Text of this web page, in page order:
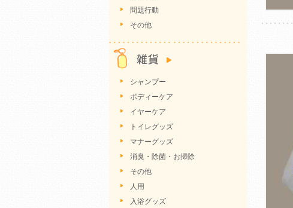
問題行動
その他
シャンプー
ボディーケア
イヤーケア
トイレグッズ
マナーグッズ
消臭・除菌・お掃除
その他
人用
入浴グッズ